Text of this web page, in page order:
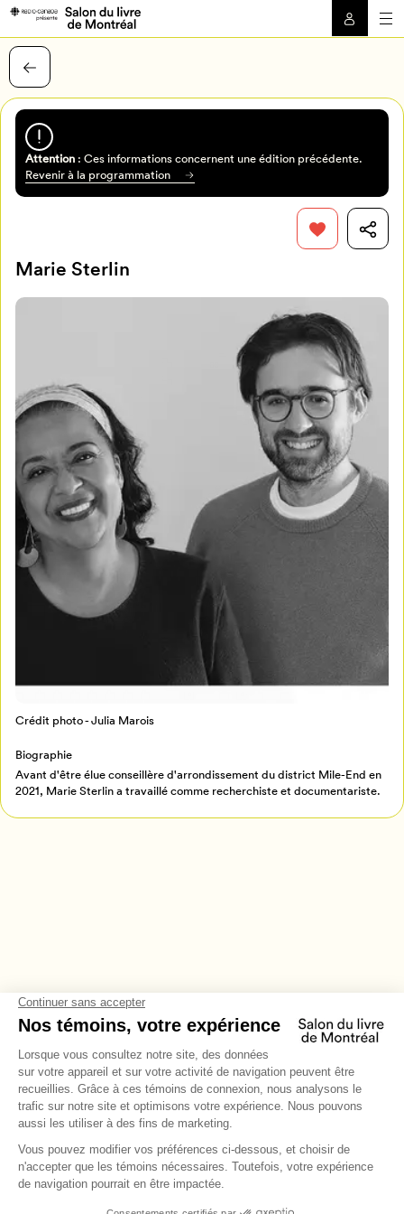
Mon Salon
Programmation
Attention: Ces informations concernent une édition précédente.
Revenir à la programmation
Marie Sterlin
Crédit photo - Julia Marois
Biographie
Avant d'être élue conseillère d'arrondissement du district Mile-End en
2021, Marie Sterlin a travaillé comme recherchiste et documentariste.
Pour enregistrer vos favoris,
connectez-vous ou créez votre profil
Mon Salon
Se connecter
Annuler